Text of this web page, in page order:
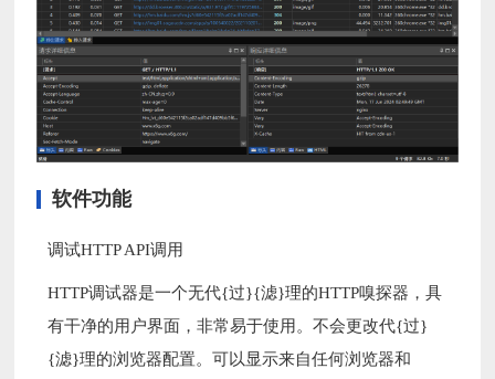
软件功能
调试HTTP API调用
HTTP调试器是一个无代{过}{滤}理的HTTP嗅探器，具
有干净的用户界面，非常易于使用。不会更改代{过}
{滤}理的浏览器配置。可以显示来自任何浏览器和